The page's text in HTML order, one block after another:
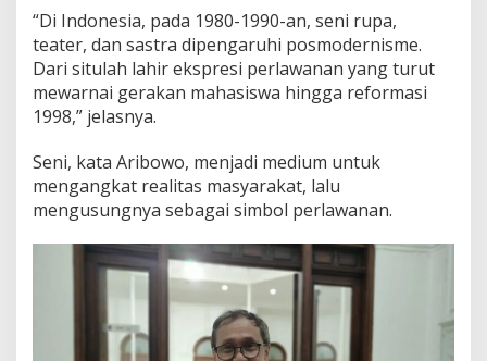
“Di Indonesia, pada 1980-1990-an, seni rupa,
teater, dan sastra dipengaruhi posmodernisme.
Dari situlah lahir ekspresi perlawanan yang turut
mewarnai gerakan mahasiswa hingga reformasi
1998,” jelasnya.
Seni, kata Aribowo, menjadi medium untuk
mengangkat realitas masyarakat, lalu
mengusungnya sebagai simbol perlawanan.